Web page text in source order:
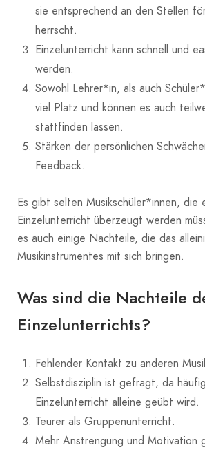
sie entsprechend an den Stellen
herrscht.
Einzelunterricht kann schnell und
werden.
Sowohl Lehrer*in, als auch
viel Platz und können es auch
stattfinden lassen.
Stärken der persönlichen
Feedback.
Es gibt selten Musikschüler*innen, die
Einzelunterricht überzeugt werden
es auch einige Nachteile, die das
Musikinstrumentes mit sich bringen.
Was sind die Nachteile
Einzelunterrichts?
Fehlender Kontakt zu anderen
Selbstdisziplin ist gefragt, da
Einzelunterricht alleine geübt wird.
Teurer als Gruppenunterricht.
Mehr Anstrengung und Motivation